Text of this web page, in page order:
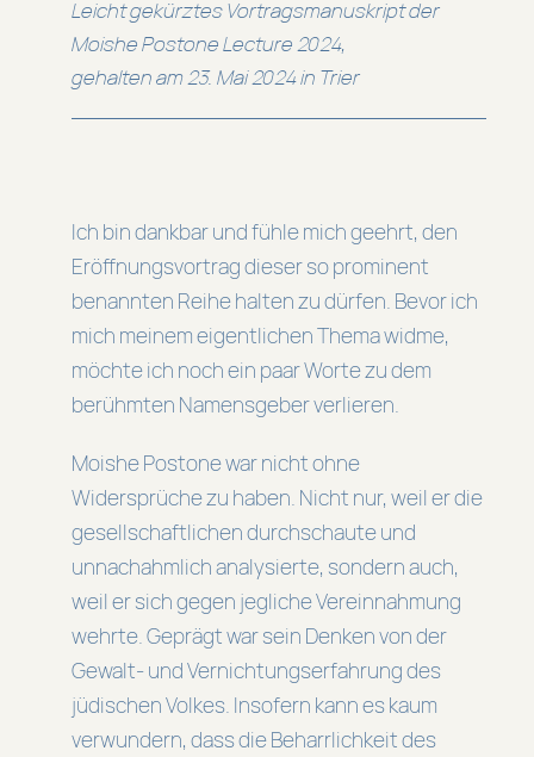
Leicht gekürztes Vortragsmanuskript der
Moishe Postone Lecture 2024,
gehalten am 23. Mai 2024 in Trier
Ich bin dankbar und fühle mich geehrt, den
Eröffnungsvortrag dieser so prominent
benannten Reihe halten zu dürfen. Bevor ich
mich meinem eigentlichen Thema widme,
möchte ich noch ein paar Worte zu dem
berühmten Namensgeber verlieren.
Moishe Postone war nicht ohne
Widersprüche zu haben. Nicht nur, weil er die
gesellschaftlichen durchschaute und
unnachahmlich analysierte, sondern auch,
weil er sich gegen jegliche Vereinnahmung
wehrte. Geprägt war sein Denken von der
Gewalt- und Vernichtungserfahrung des
jüdischen Volkes. Insofern kann es kaum
verwundern, dass die Beharrlichkeit des